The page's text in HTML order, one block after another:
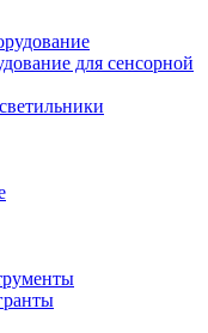
для сенсорной